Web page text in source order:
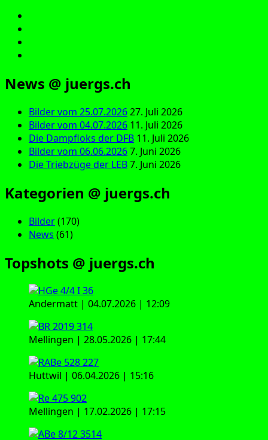
News @ juergs.ch
Bilder vom 25.07.202627. Juli 2026
Bilder vom 04.07.2026 11. Juli 2026
Die Dampfloks der DFB 11. Juli 2026
Bilder vom 06.06.20267. Juni 2026
Die Triebzüge der LEB7. Juni 2026
Kategorien @ juergs.ch
Bilder(170)
News (61)
Topshots @ juergs.ch
Andermatt | 04.07.2026 | 12:09
Mellingen | 28.05.2026 | 17:44
Huttwil | 06.04.2026 | 15:16
Mellingen | 17.02.2026 | 17:15